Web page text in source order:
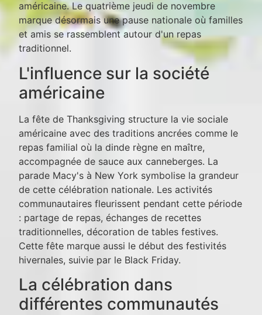
américaine. Le quatrième jeudi de novembre
marque désormais une pause nationale où familles
et amis se rassemblent autour d'un repas
traditionnel.
L'influence sur la société
américaine
La fête de Thanksgiving structure la vie sociale
américaine avec des traditions ancrées comme le
repas familial où la dinde règne en maître,
accompagnée de sauce aux canneberges. La
parade Macy's à New York symbolise la grandeur
de cette célébration nationale. Les activités
communautaires fleurissent pendant cette période
: partage de repas, échanges de recettes
traditionnelles, décoration de tables festives.
Cette fête marque aussi le début des festivités
hivernales, suivie par le Black Friday.
La célébration dans
différentes communautés